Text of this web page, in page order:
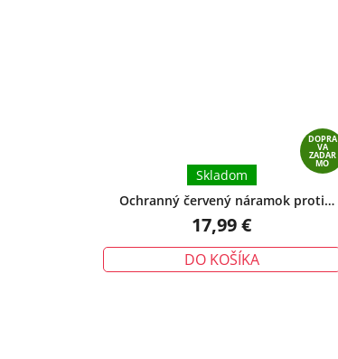
DOPRA
VA
ZADAR
MO
Ochranný červený náramok proti
urieknutiu – tradičný talizman ochrany
Skladom
17,99 €
DO KOŠÍKA